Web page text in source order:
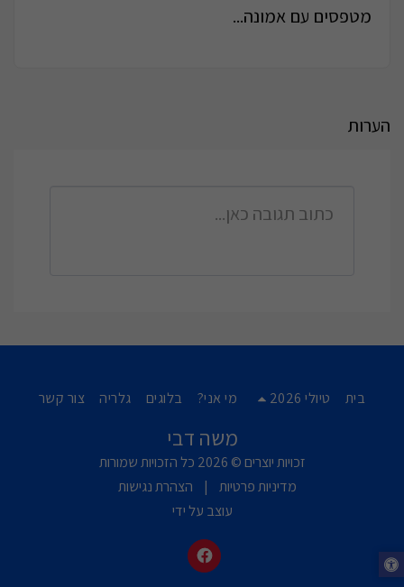
מטפסים עם אמונה...
הערות
משה דבי
זכויות יוצרים © 2026 כל הזכויות שמורות
מדיניות פרטיות | הצהרת נגישות
עוצב על ידי
בית טיולי 2026 מי אני? בלוגים גלריה צור קשר